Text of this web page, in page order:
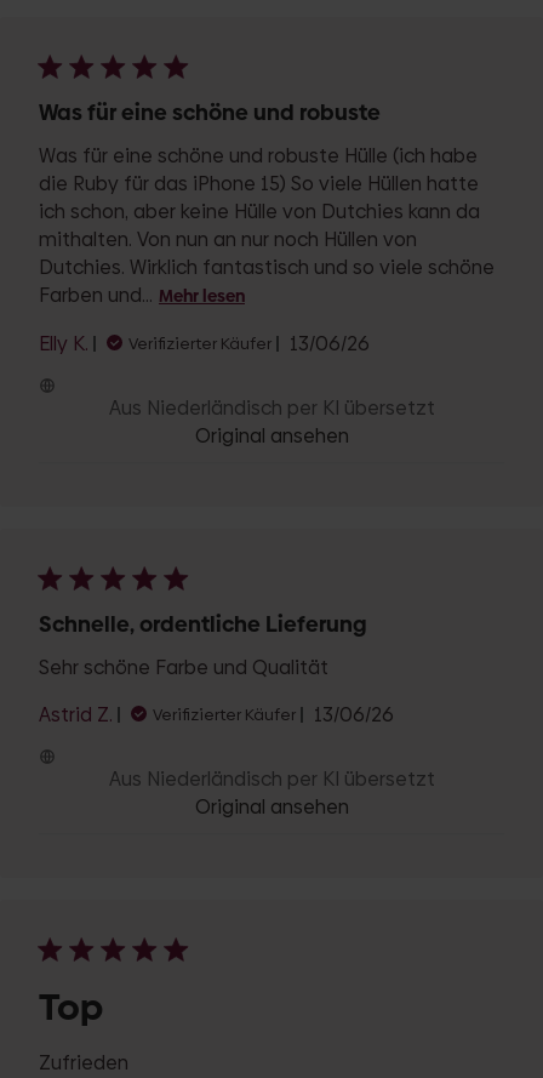
Was für eine schöne und robuste
Was für eine schöne und robuste Hülle (ich habe
die Ruby für das iPhone 15) So viele Hüllen hatte
ich schon, aber keine Hülle von Dutchies kann da
mithalten. Von nun an nur noch Hüllen von
Dutchies. Wirklich fantastisch und so viele schöne
Farben und... Mehr lesen
Elly K. Verifizierter Käufer 13/06/26
Aus Niederländisch per KI übersetzt
Original ansehen
Schnelle, ordentliche Lieferung
Sehr schöne Farbe und Qualität
Astrid Z.
Verifizierter Käufer 13/06/26
Aus Niederländisch per KI übersetzt
Original ansehen
Top
Zufrieden